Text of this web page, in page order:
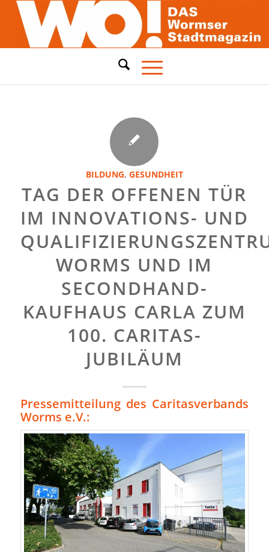
BILDUNG, GESUNDHEIT
TAG DER OFFENEN TÜR
IM INNOVATIONS- UND
WORMS UND IM
SECONDHAND-
KAUFHAUS CARLA ZUM
100. CARITAS-
JUBILÄUM
Pressemitteilung des Caritasverbands
Worms e.V.: